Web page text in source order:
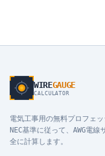
WIREGAUGE
CALCULATOR
電気工事用の無料プロフェ
NEC基準に従って、AWG電
全に計算します。